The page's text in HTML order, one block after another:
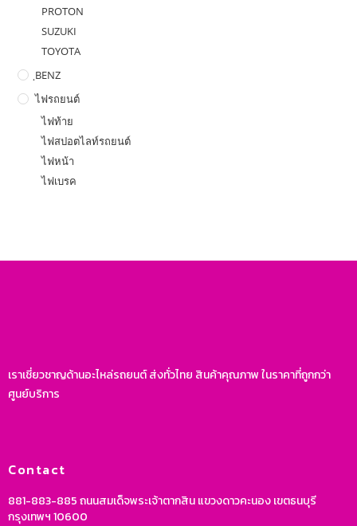
PROTON
SUZUKI
TOYOTA
ฺBENZ
ไฟรถยนต์
ไฟท้าย
ไฟสปอตไลท์รถยนต์
ไฟหน้า
ไฟเบรค
เราเชี่ยวชาญด้านอะไหล่รถยนต์ ส่งทั่วไทย สินค้าคุณภาพ ในราคาที่ถูกกว่า
ศูนย์บริการ
Contact
881-883-885 ถนนสมเด็จพระเจ้าตากสิน แขวงดาวคะนอง เขตธนบุรี
กรุงเทพฯ 10600